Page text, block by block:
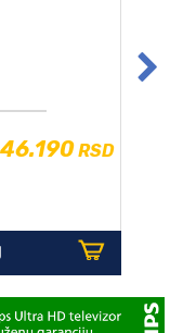
46.190RSD